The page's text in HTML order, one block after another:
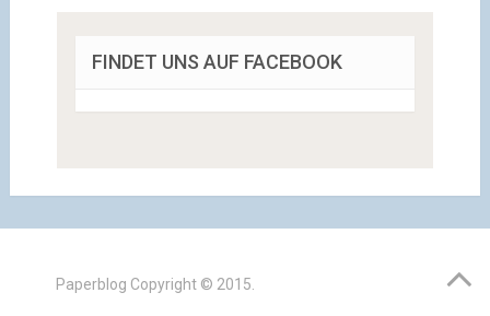
FINDET UNS AUF FACEBOOK
Paperblog Copyright © 2015.